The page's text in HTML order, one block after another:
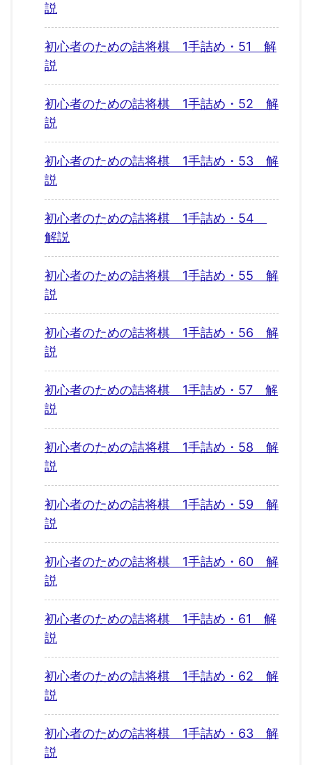
説
初心者のための詰将棋 1手詰め・51 解
説
初心者のための詰将棋 1手詰め・52 解
説
初心者のための詰将棋 1手詰め・53 解
説
初心者のための詰将棋 1手詰め・54
解説
初心者のための詰将棋 1手詰め・55 解
説
初心者のための詰将棋 1手詰め・56 解
説
初心者のための詰将棋 1手詰め・57 解
説
初心者のための詰将棋 1手詰め・58 解
説
初心者のための詰将棋 1手詰め・59 解
説
初心者のための詰将棋 1手詰め・60 解
説
初心者のための詰将棋 1手詰め・61 解
説
初心者のための詰将棋 1手詰め・62 解
説
初心者のための詰将棋 1手詰め・63 解
説